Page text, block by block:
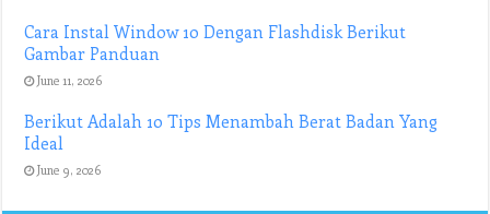
Cara Instal Window 10 Dengan Flashdisk Berikut
Gambar Panduan
June 11, 2026
Berikut Adalah 10 Tips Menambah Berat Badan Yang
Ideal
June 9, 2026